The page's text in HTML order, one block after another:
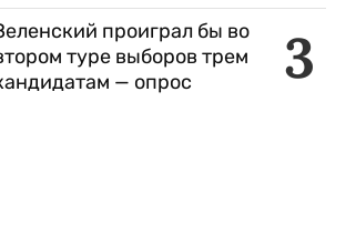
3
проиграл бы во
туре выборов трем
— опрос